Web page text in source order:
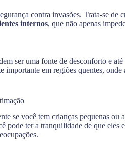
contra invasões. Trata-se
internos, que não apenas
ser uma fonte de desconforto e
importante em regiões quentes,
se você tem crianças pequenas ou
pode ter a tranquilidade de que